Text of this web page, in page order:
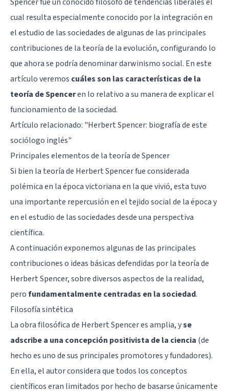
cual resulta especialmente conocido por la integración en
el estudio de las sociedades de algunas de las principales
contribuciones de la teoría de la evolución, configurando lo
que ahora se podría denominar darwinismo social. En este
artículo veremos cuáles son las características de la
teoría de Spenceren lo relativo a su manera de explicar el
funcionamiento de la sociedad.
Artículo relacionado: "Herbert Spencer: biografía de este
sociólogo inglés"
Principales elementos de la teoría de Spencer
Si bien la teoría de Herbert Spencer fue considerada
polémica en la época victoriana en la que vivió, esta tuvo
una importante repercusión en el tejido social de la época y
en el estudio de las sociedades desde una perspectiva
científica.
A continuación exponemos algunas de las principales
contribuciones o ideas básicas defendidas por la teoría de
Herbert Spencer, sobre diversos aspectos de la realidad,
perofundamentalmente centradas en la sociedad.
Filosofía sintética
La obra filosófica de Herbert Spencer es amplia, yse
adscribe a una concepción positivista de la ciencia (de
hecho es uno de sus principales promotores y fundadores).
En ella, el autor considera que todos los conceptos
científicos eran limitados por hecho de basarse únicamente